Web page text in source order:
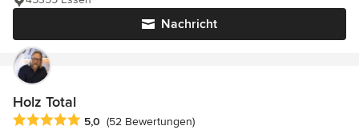
Nachricht
Holz Total
Durchschnittliche Bewertung: 5 von 5 Sternen
5,0 (52 Bewertungen)